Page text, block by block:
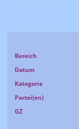
Bereich
Datum
Kategorie
Partei(en)
GZ